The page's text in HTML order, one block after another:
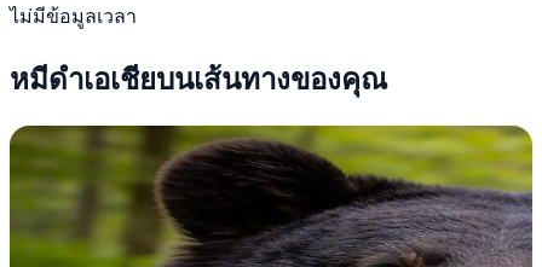
ไม่มีข้อมูลเวลา
หมีดำเอเชียบนเส้นทางของคุณ